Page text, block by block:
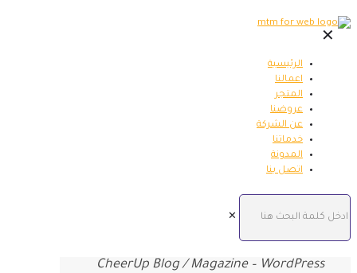
✕
الرئيسية
اعمالنا
المتجر
عروضنا
عن الشركة
خدماتنا
المدونة
اتصل بنا
✕
CheerUp Blog / Magazine – WordPress